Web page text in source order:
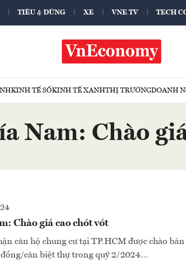
TIÊU & DÙNG XE VNE TV TECH
KINH TẾ SỐKINH TẾ XANHTHỊ TRƯỜNGDOANH
Nam: Chào
Chào giá cao chót vót
căn hộ chung cư tại TP.HCM được chào
căn biệt thự trong quý 2/2024…